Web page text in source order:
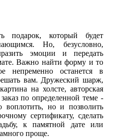
подарок, который будет
Но, безусловно,
эмоции и передать
Важно найти форму и то
непременно останется в
вам. Дружеский шарж,
на холсте, авторская
по определенной теме -
воплотить, но и позволить
сертификату, сделать
к памятной дате или
проще.